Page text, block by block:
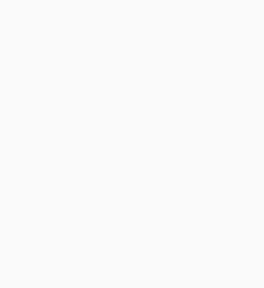
màn hình có bị biến dạng,